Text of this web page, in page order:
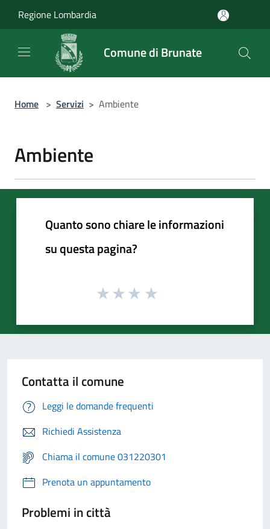
Regione Lombardia
Comune di Brunate
Home > Servizi > Ambiente
Ambiente
Quanto sono chiare le informazioni
su questa pagina?
Contatta il comune
Leggi le domande frequenti
Richiedi Assistenza
Chiama il comune 031220301
Prenota un appuntamento
Problemi in città